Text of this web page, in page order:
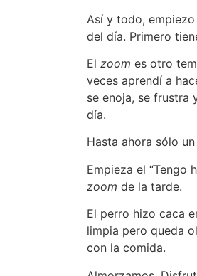
Así y todo,
del día. Primero
El zoom es otro
veces aprendí a
se enoja, se frustra
día.
Hasta ahora sólo
Empieza el “Tengo
zoom de la tarde.
El perro hizo caca
limpia pero queda
con la comida.